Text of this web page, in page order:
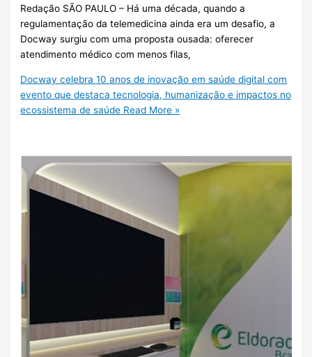
Redação SÃO PAULO – Há uma década, quando a
regulamentação da telemedicina ainda era um desafio, a
Docway surgiu com uma proposta ousada: oferecer
atendimento médico com menos filas,
Docway celebra 10 anos de inovação em saúde digital com
evento que destaca tecnologia, humanização e impactos no
ecossistema de saúde Read More »